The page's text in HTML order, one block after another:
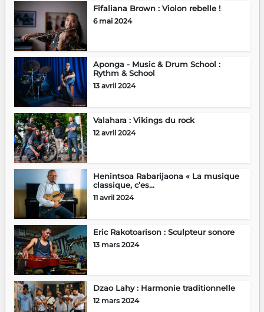
Fifaliana Brown : Violon rebelle !
6 mai 2024
Aponga - Music & Drum School :
Rythm & School
13 avril 2024
Valahara : Vikings du rock
12 avril 2024
Henintsoa Rabarijaona « La musique
classique, c’es...
11 avril 2024
Eric Rakotoarison : Sculpteur sonore
13 mars 2024
Dzao Lahy : Harmonie traditionnelle
12 mars 2024